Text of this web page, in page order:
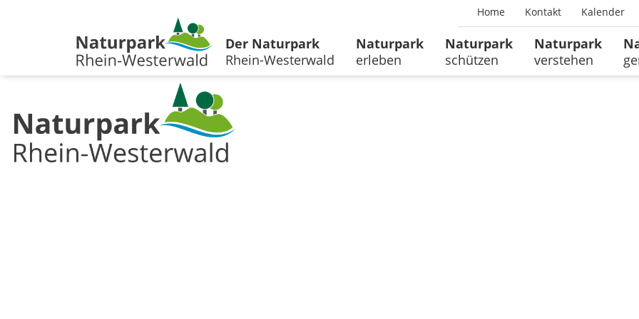
Home Kontakt Kalender
Der Naturpark
Rhein-Westerwald
Naturpark
erleben
Naturpark
schützen
Naturpark
verstehen